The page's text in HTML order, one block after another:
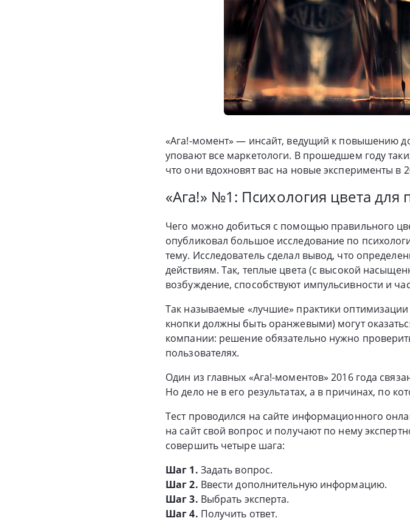
«Ага!-момент» — инсайт, ведущий к повышению
уповают все маркетологи. В прошедшем году
что они вдохновят вас на новые эксперименты в
«Ага!» №1: Психология цвета
Чего можно добиться с помощью правильного
опубликовал большое исследование по
тему. Исследователь сделал вывод, что
действиям. Так, теплые цвета (с высокой
возбуждение, способствуют импульсивности и
Так называемые «лучшие» практики
кнопки должны быть оранжевыми) могут
компании: решение обязательно нужно
пользователях.
Один из главных «Ага!-моментов» 2016 года
Но дело не в его результатах, а в причинах, по
Тест проводился на сайте информационного
на сайт свой вопрос и получают по нему
совершить четыре шага:
Шаг 1. Задать вопрос.
Шаг 2. Ввести дополнительную информацию.
Шаг 3. Выбрать эксперта.
Шаг 4. Получить ответ.